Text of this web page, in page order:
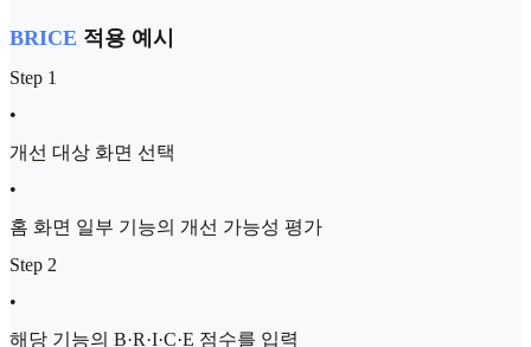
BRICE 적용 예시
Step 1
•
개선 대상 화면 선택
•
홈 화면 일부 기능의 개선 가능성 평가
Step 2
•
해당 기능의 B·R·I·C·E 점수를 입력